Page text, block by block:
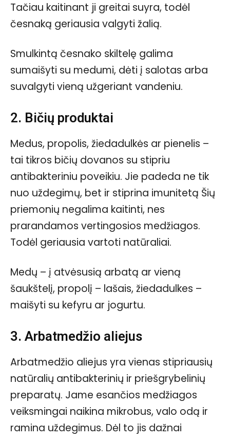
Tačiau kaitinant ji greitai suyra, todėl
česnaką geriausia valgyti žalią.
Smulkintą česnako skiltelę galima
sumaišyti su medumi, dėti į salotas arba
suvalgyti vieną užgeriant vandeniu.
2. Bičių produktai
Medus, propolis, žiedadulkės ar pienelis –
tai tikros bičių dovanos su stipriu
antibakteriniu poveikiu. Jie padeda ne tik
nuo uždegimų, bet ir stiprina imunitetą Šių
priemonių negalima kaitinti, nes
prarandamos vertingosios medžiagos.
Todėl geriausia vartoti natūraliai.
Medų – į atvėsusią arbatą ar vieną
šaukštelį, propolį – lašais, žiedadulkes –
maišyti su kefyru ar jogurtu.
3. Arbatmedžio aliejus
Arbatmedžio aliejus yra vienas stipriausių
natūralių antibakterinių ir priešgrybelinių
preparatų. Jame esančios medžiagos
veiksmingai naikina mikrobus, valo odą ir
ramina uždegimus. Dėl to jis dažnai